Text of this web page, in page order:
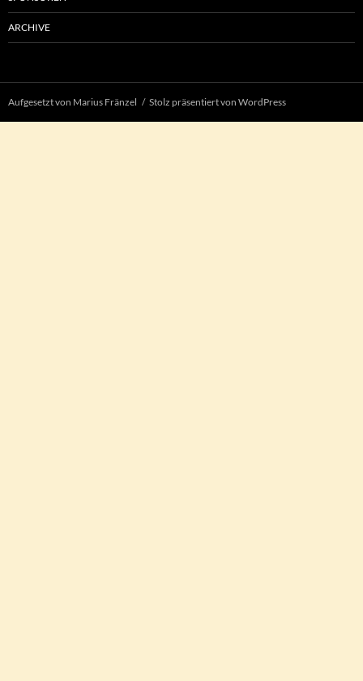
ARCHIVE
Aufgesetzt von Marius Fränzel Stolz präsentiert von WordPress